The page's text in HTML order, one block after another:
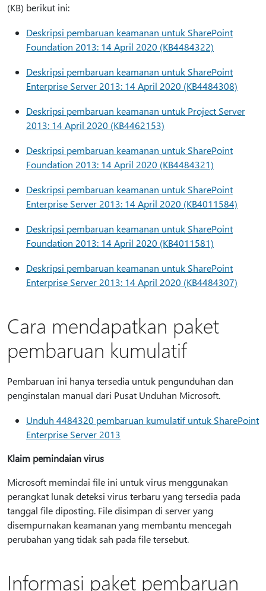
(KB) berikut ini:
Deskripsi pembaruan keamanan untuk SharePoint
Foundation 2013: 14 April 2020 (KB4484322)
Deskripsi pembaruan keamanan untuk SharePoint
Enterprise Server 2013: 14 April 2020 (KB4484308)
Deskripsi pembaruan keamanan untuk Project Server
2013: 14 April 2020 (KB4462153)
Deskripsi pembaruan keamanan untuk SharePoint
Foundation 2013: 14 April 2020 (KB4484321)
Deskripsi pembaruan keamanan untuk SharePoint
Enterprise Server 2013: 14 April 2020 (KB4011584)
Deskripsi pembaruan keamanan untuk SharePoint
Foundation 2013: 14 April 2020 (KB4011581)
Deskripsi pembaruan keamanan untuk SharePoint
Enterprise Server 2013: 14 April 2020 (KB4484307)
Cara mendapatkan paket
pembaruan kumulatif
Pembaruan ini hanya tersedia untuk pengunduhan dan
penginstalan manual dari Pusat Unduhan Microsoft.
Unduh 4484320 pembaruan kumulatif untuk SharePoint
Enterprise Server 2013
Klaim pemindaian virus
Microsoft memindai file ini untuk virus menggunakan
perangkat lunak deteksi virus terbaru yang tersedia pada
tanggal file diposting. File disimpan di server yang
disempurnakan keamanan yang membantu mencegah
perubahan yang tidak sah pada file tersebut.
Informasi paket pembaruan